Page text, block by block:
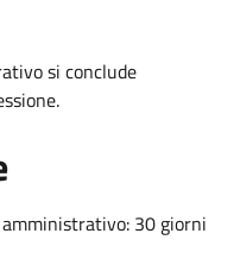
si conclude
30 giorni